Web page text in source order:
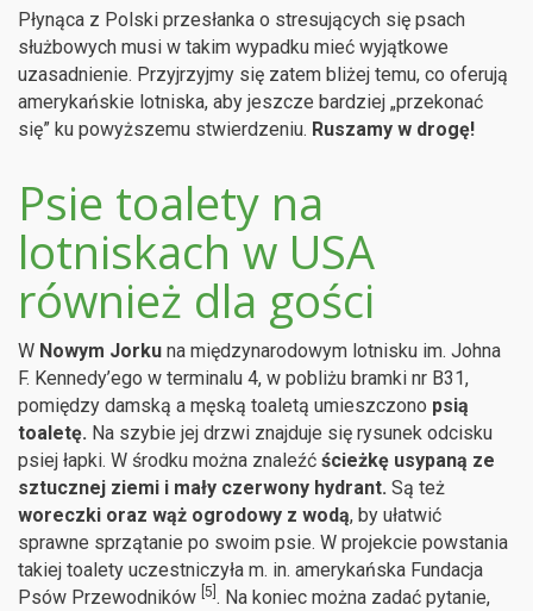
Płynąca z Polski przesłanka o stresujących się psach
służbowych musi w takim wypadku mieć wyjątkowe
uzasadnienie. Przyjrzyjmy się zatem bliżej temu, co oferują
amerykańskie lotniska, aby jeszcze bardziej „przekonać
się” ku powyższemu stwierdzeniu. Ruszamy w drogę!
Psie toalety na
lotniskach w USA
również dla gości
W Nowym Jorku na międzynarodowym lotnisku im. Johna
F. Kennedy’ego w terminalu 4, w pobliżu bramki nr B31,
pomiędzy damską a męską toaletą umieszczono psią
toaletę. Na szybie jej drzwi znajduje się rysunek odcisku
psiej łapki. W środku można znaleźć ścieżkę usypaną ze
sztucznej ziemi i mały czerwony hydrant. Są też
woreczki oraz wąż ogrodowy z wodą, by ułatwić
sprawne sprzątanie po swoim psie. W projekcie powstania
takiej toalety uczestniczyła m. in. amerykańska Fundacja
Psów Przewodników [5] . Na koniec można zadać pytanie,